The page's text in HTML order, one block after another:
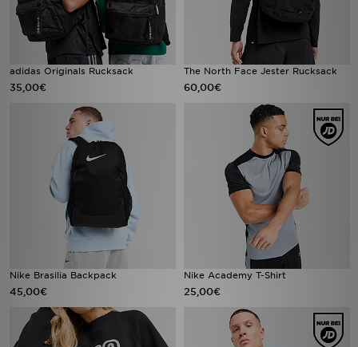
adidas Originals Rucksack
35,00€
The North Face Jester Rucksack
60,00€
Nike Brasilia Backpack
45,00€
Nike Academy T-Shirt
25,00€